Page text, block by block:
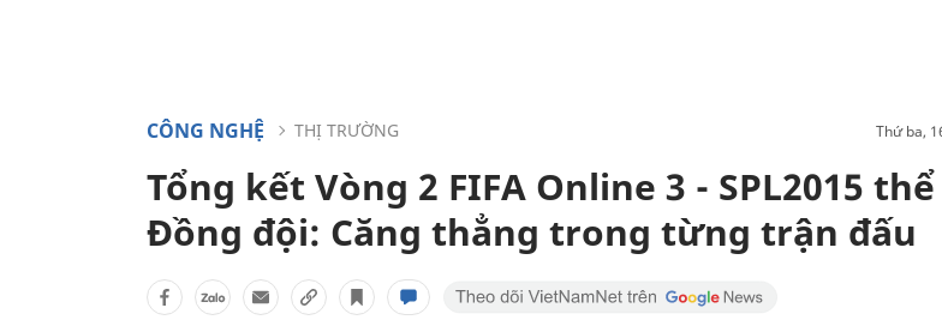
CÔNG NGHỆ THỊ TRƯỜNG thứ ba,
Tổng kết Vòng 2 FIFA Online 3 - SPL2015
Đồng đội: Căng thẳng trong từng trận đấu